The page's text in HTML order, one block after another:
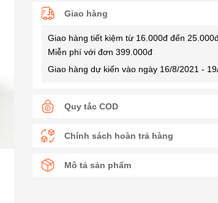
Giao hàng
Giao hàng tiết kiệm từ 16.000đ đến
Miễn phí với đơn 399.000đ
Giao hàng dự kiến vào ngày 16/8/2021 -
Quy tắc COD
Chính sách hoàn trả hàng
Mô tả sản phẩm